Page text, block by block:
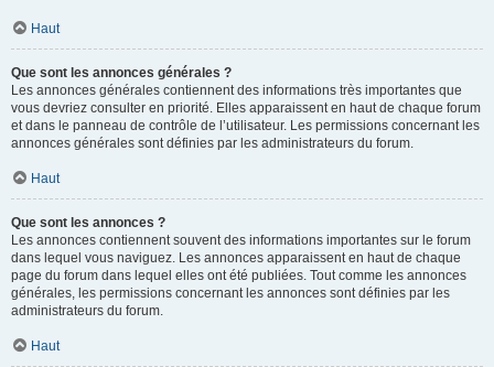
Haut
Que sont les annonces générales ?
Les annonces générales contiennent des informations très importantes que
vous devriez consulter en priorité. Elles apparaissent en haut de chaque forum
et dans le panneau de contrôle de l’utilisateur. Les permissions concernant les
annonces générales sont définies par les administrateurs du forum.
Haut
Que sont les annonces ?
Les annonces contiennent souvent des informations importantes sur le forum
dans lequel vous naviguez. Les annonces apparaissent en haut de chaque
page du forum dans lequel elles ont été publiées. Tout comme les annonces
générales, les permissions concernant les annonces sont définies par les
administrateurs du forum.
Haut